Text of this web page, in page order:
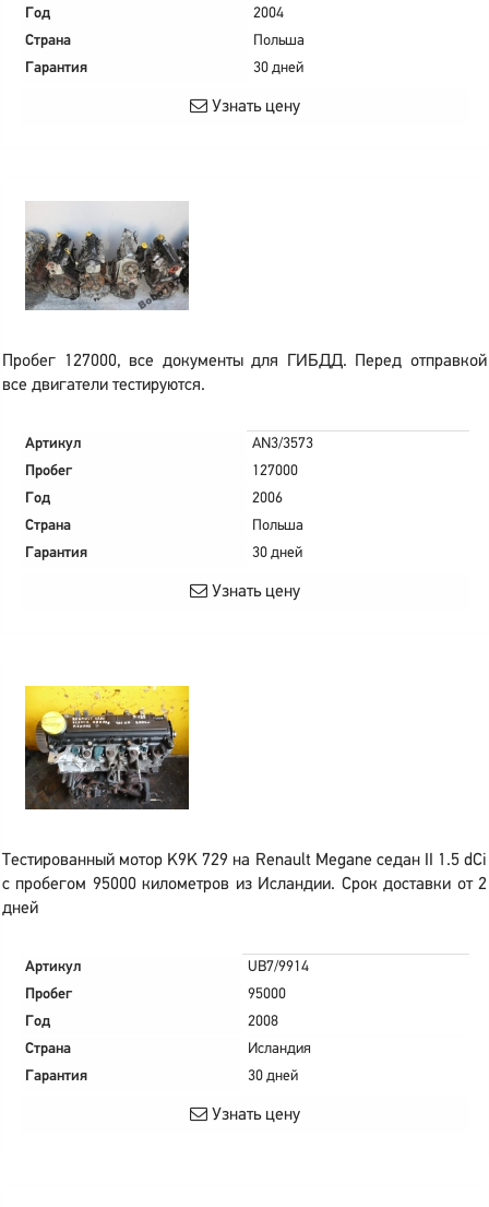
Год
2004
Страна
Польша
Гарантия
30 дней
Узнать цену
Пробег 127000, все документы для ГИБДД. Перед отправкой
все двигатели тестируются.
Артикул
AN3/3573
Пробег
127000
Год
2006
Страна
Польша
Гарантия
30 дней
Узнать цену
Тестированный мотор K9K 729 на Renault Megane седан II 1.5 dCi
с пробегом 95000 километров из Исландии. Срок доставки от 2
дней
Артикул
UB7/9914
Пробег
95000
Год
2008
Страна
Исландия
Гарантия
30 дней
Узнать цену